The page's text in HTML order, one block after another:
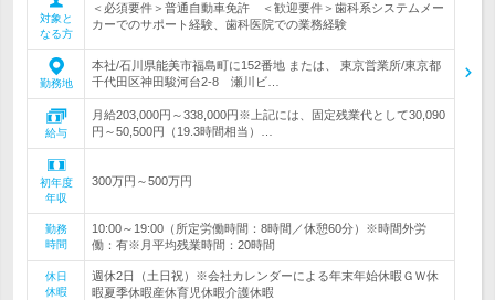
対象と
なる方
＜必須要件＞普通自動車免許 ＜歓迎要件＞歯科系システムメー
カーでのサポート経験、歯科医院での業務経験
勤務地
本社/石川県能美市福島町に152番地 または、 東京営業所/東京都
千代田区神田駿河台2-8 瀬川ビ…
給与
月給203,000円～338,000円※上記には、固定残業代として30,090
円～50,500円（19.3時間相当）…
初年度
年収
300万円～500万円
勤務
時間
10:00～19:00（所定労働時間：8時間／休憩60分）※時間外労
働：有※月平均残業時間：20時間
休日
休暇
週休2日（土日祝）※会社カレンダーによる年末年始休暇ＧＷ休
暇夏季休暇産休育児休暇介護休暇